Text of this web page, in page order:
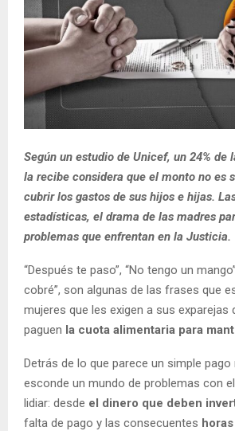
Según un estudio de Unicef, un 24% de
la recibe considera que el monto no es
cubrir los gastos de sus hijos e hijas.
estadísticas, el drama de las madres
problemas que enfrentan en la Justicia.
“Después te paso”, “No tengo un
cobré”, son algunas de las frases que
mujeres que les exigen a sus exparejas
paguen la cuota alimentaria para
Detrás de lo que parece un simple pago
esconde un mundo de problemas con
lidiar: desde el dinero que deben
falta de pago y las consecuentes